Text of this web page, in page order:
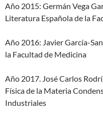
Año 2015: Germán Vega
Literatura Española de la
Año 2016: Javier García-
la Facultad de Medicina
Año 2017. José Carlos
Física de la Materia
Industriales